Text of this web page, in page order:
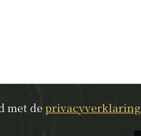
* met de privacyverklaring